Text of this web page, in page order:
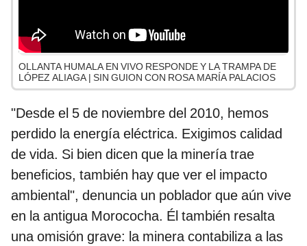
OLLANTA HUMALA EN VIVO RESPONDE Y LA TRAMPA DE
LÓPEZ ALIAGA | SIN GUION CON ROSA MARÍA PALACIOS
"Desde el 5 de noviembre del 2010, hemos
perdido la energía eléctrica. Exigimos calidad
de vida. Si bien dicen que la minería trae
beneficios, también hay que ver el impacto
ambiental", denuncia un poblador que aún vive
en la antigua Morococha. Él también resalta
una omisión grave: la minera contabiliza a las